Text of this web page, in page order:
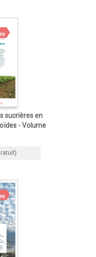
sucrières en
- Volume